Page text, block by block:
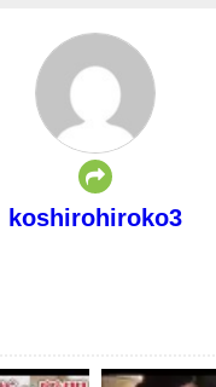
koshirohiroko3